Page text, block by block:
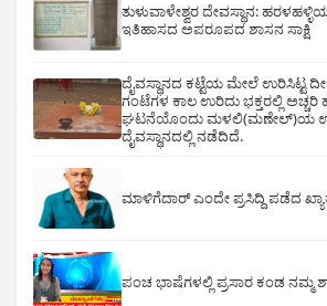
ತುಳುವಾಳೇಶ್ವರ ದೇವಸ್ಥಾನ:
ಇತಿಹಾಸದ ಅಪರೂಪದ ಶಾಸನ ಸಾಕ್ಷಿ
ದೈವಸ್ಥಾನದ ಕಟ್ಟೆಯ ಮೇಲೆ ಉರಿಸಿಟ್ಟ
ಗಂಟೆಗಳ ಕಾಲ ಉರಿದು ಭಕ್ತರಲ್ಲಿ ಅಚ್ಚರಿ
ಘಟನೆಯೊಂದು ಮಳಲಿ(ಮಣೇಲ್)ಯ
ದೈವಸ್ಥಾನದಲ್ಲಿ ನಡೆದಿದೆ.
ಮಾಳಿಗೆದಾರ್ ಎಂದೇ ಪ್ರಸಿದ್ದಿ ಪಡೆದ ಖ್ಯಾತ
ಪಂಚ ಭಾಷೆಗಳಲ್ಲಿ ಪ್ರಸಾರ ಕಂಡ ನಮ್ಮ